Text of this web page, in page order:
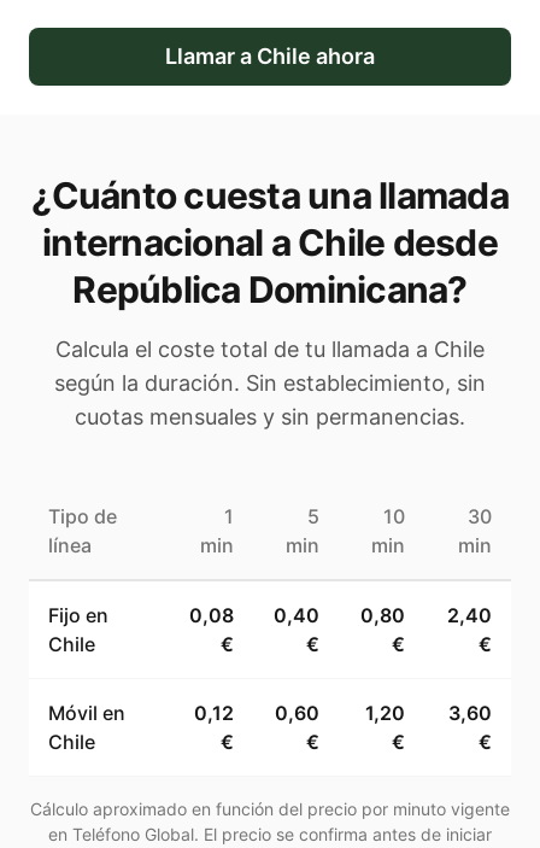
Llamar a Chile ahora
¿Cuánto cuesta una llamada
internacional aChile desde
República Dominicana?
Calcula el coste total de tu llamada a Chile
según la duración. Sin establecimiento, sin
cuotas mensuales y sin permanencias.
Tipo de
línea
1
min
5
min
10
min
30
min
Fijo en
Chile
0,08
€
0,40
€
0,80
€
2,40
€
Móvil en
Chile
0,12
€
0,60
€
1,20
€
3,60
€
Cálculo aproximado en función del precio por minuto vigente
en Teléfono Global. El precio se confirma antes de iniciar